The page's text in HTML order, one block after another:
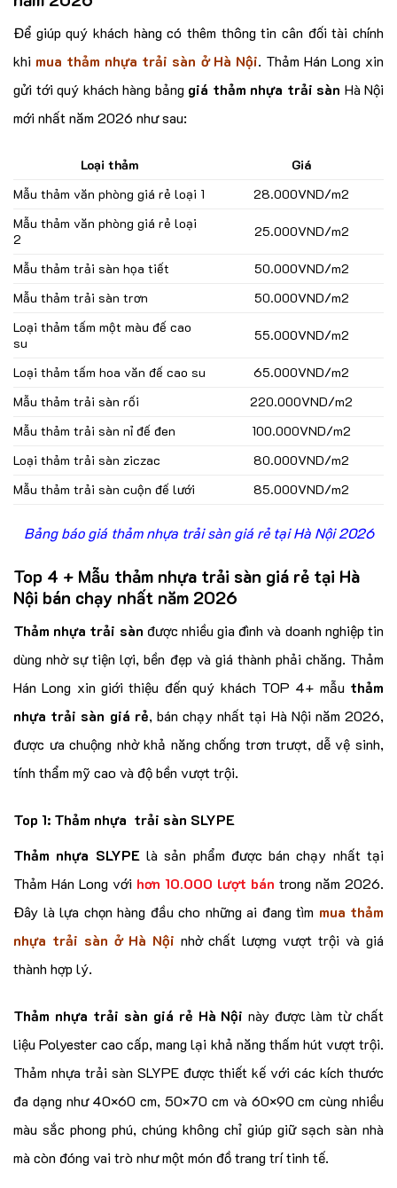
Để giúp quý khách hàng có thêm thông tin cân đối tài chính
khi mua thảm nhựa trải sàn ở Hà Nội. Thảm Hán Long xin
gửi tới quý khách hàng bảng giá thảm nhựa trải sàn Hà Nội
mới nhất năm 2026 như sau:
Loại thảm
Giá
Mẫu thảm văn phòng giá rẻ loại 1
28.000VND/m2
Mẫu thảm văn phòng giá rẻ loại
2
25.000VND/m2
Mẫu thảm trải sàn họa tiết
50.000VND/m2
Mẫu thảm trải sàn trơn
50.000VND/m2
Loại thảm tấm một màu đế cao
su
55.000VND/m2
Loại thảm tấm hoa văn đế cao su
65.000VND/m2
Mẫu thảm trải sàn rối
220.000VND/m2
Mẫu thảm trải sàn nỉ đế đen
100.000VND/m2
Loại thảm trải sàn ziczac
80.000VND/m2
Mẫu thảm trải sàn cuộn đế lưới
85.000VND/m2
Bảng báo giá thảm nhựa trải sàn giá rẻ tại Hà Nội 2026
Top 4 + Mẫu thảm nhựa trải sàn giá rẻ tại Hà
Nội bán chạy nhất năm 2026
Thảm nhựa trải sàn được nhiều gia đình và doanh nghiệp tin
dùng nhờ sự tiện lợi, bền đẹp và giá thành phải chăng. Thảm
Hán Long xin giới thiệu đến quý khách TOP 4+ mẫu thảm
nhựa trải sàn giá rẻ, bán chạy nhất tại Hà Nội năm 2026,
được ưa chuộng nhờ khả năng chống trơn trượt, dễ vệ sinh,
tính thẩm mỹ cao và độ bền vượt trội.
Top 1: Thảm nhựa trải sàn SLYPE
Thảm nhựa SLYPE là sản phẩm được bán chạy nhất tại
Thảm Hán Long với hơn 10.000 lượt bán trong năm 2026.
Đây là lựa chọn hàng đầu cho những ai đang tìm mua thảm
nhựa trải sàn ở Hà Nội nhờ chất lượng vượt trội và giá
thành hợp lý.
Thảm nhựa trải sàn giá rẻ Hà Nội này được làm từ chất
liệu Polyester cao cấp, mang lại khả năng thấm hút vượt trội.
Thảm nhựa trải sàn SLYPE được thiết kế với các kích thước
đa dạng như 40×60 cm, 50×70 cm và 60×90 cm cùng nhiều
màu sắc phong phú, chúng không chỉ giúp giữ sạch sàn nhà
mà còn đóng vai trò như một món đồ trang trí tinh tế.